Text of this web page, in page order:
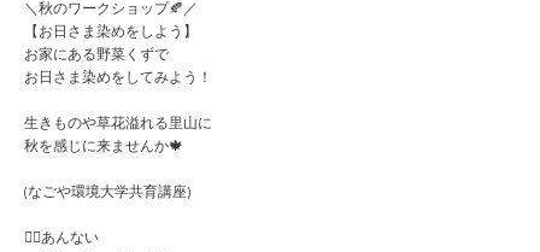
＼秋のワークショップ🍂／
【お日さま染めをしよう】
お家にある野菜くずで
お日さま染めをしてみよう！
生きものや草花溢れる里山に
秋を感じに来ませんか🍁
(なごや環境大学共育講座)
💁‍♀️あんない